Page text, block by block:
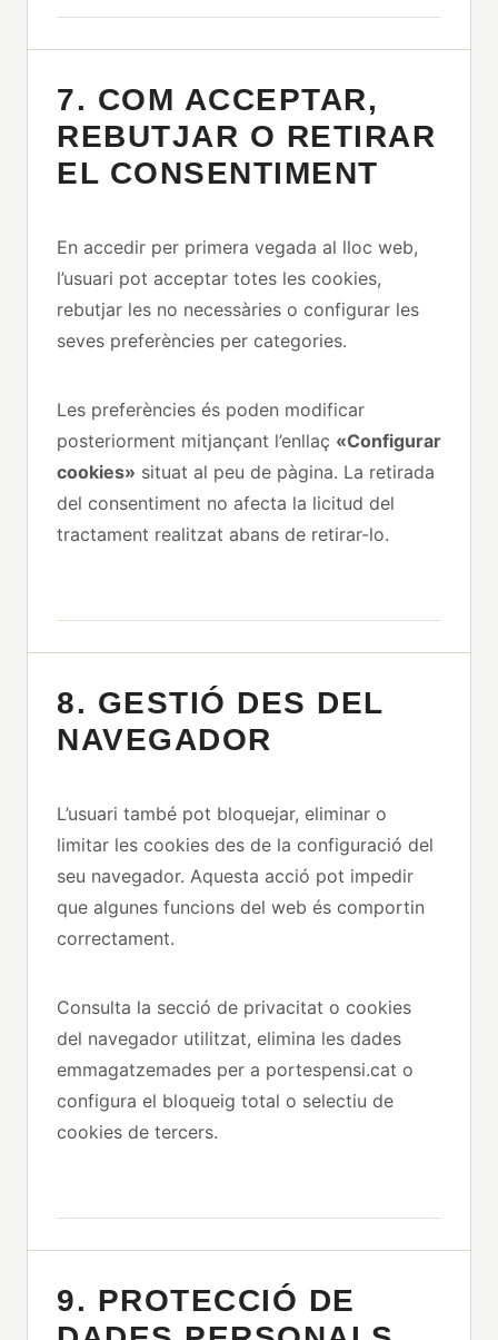
7. COM ACCEPTAR,
REBUTJAR O RETIRAR
EL CONSENTIMENT
En accedir per primera vegada al lloc web,
l’usuari pot acceptar totes les cookies,
rebutjar les no necessàries o configurar les
seves preferències per categories.
Les preferències és poden modificar
posteriorment mitjançant l’enllaç «Configurar
cookies» situat al peu de pàgina. La retirada
del consentiment no afecta la licitud del
tractament realitzat abans de retirar-lo.
8. GESTIÓ DES DEL
NAVEGADOR
L’usuari també pot bloquejar, eliminar o
limitar les cookies des de la configuració del
seu navegador. Aquesta acció pot impedir
que algunes funcions del web és comportin
correctament.
Consulta la secció de privacitat o cookies
del navegador utilitzat, elimina les dades
emmagatzemades per a portespensi.cat o
configura el bloqueig total o selectiu de
cookies de tercers.
9. PROTECCIÓ DE